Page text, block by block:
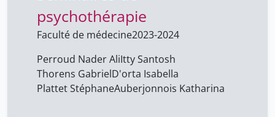
Picard Fabienne
Plattet Stéphane
Schwartz Sophie
Thorens Gabriel
spiridon mona
psychothérapie
Faculté de médecine2023-2024
Perroud Nader AliItty Santosh
Thorens GabrielD'orta Isabella
Plattet StéphaneAuberjonnois Katharina